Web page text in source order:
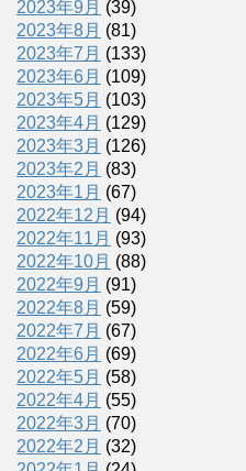
2023年9月 (39)
2023年8月 (81)
2023年7月 (133)
2023年6月 (109)
2023年5月 (103)
2023年4月 (129)
2023年3月 (126)
2023年2月 (83)
2023年1月 (67)
2022年12月 (94)
2022年11月 (93)
2022年10月 (88)
2022年9月 (91)
2022年8月 (59)
2022年7月 (67)
2022年6月 (69)
2022年5月 (58)
2022年4月 (55)
2022年3月 (70)
2022年2月 (32)